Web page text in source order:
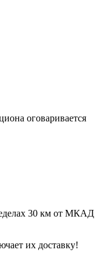
оговаривается
30 км от МКАД
их доставку!